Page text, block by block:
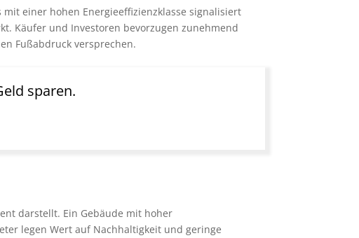
einer hohen Energieeffizienzklasse signalisiert
Käufer und Investoren bevorzugen zunehmend
Fußabdruck versprechen.
sparen.
darstellt. Ein Gebäude mit hoher
legen Wert auf Nachhaltigkeit und geringe